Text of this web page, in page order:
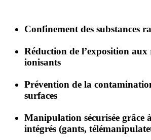
Confinement des substances
Réduction de l’exposition aux
ionisants
Prévention de la
surfaces
Manipulation sécurisée grâce
intégrés (gants,